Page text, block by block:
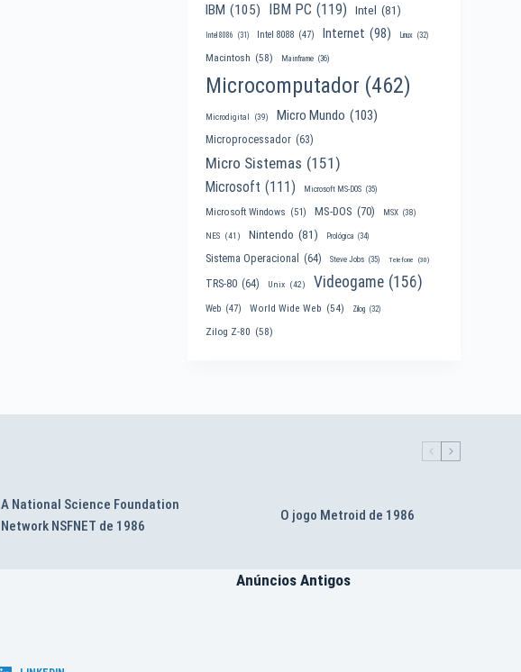
IBM (105) IBM PC (119) Intel (81)
Intel 8086 (31) Intel 8088 (47) Internet (98) Linux (32)
Macintosh (58) Mainframe (36)
Microcomputador (462)
Microdigital (39) Micro Mundo (103)
Microprocessador (63)
Micro Sistemas (151)
Microsoft (111) Microsoft MS-DOS (35)
Microsoft Windows (51) MS-DOS (70) MSX (38)
NES (41) Nintendo (81) Prológica (34)
Sistema Operacional (64) Steve Jobs (35) Telefone (30)
TRS-80 (64) Unix (42) Videogame (156)
Web (47) World Wide Web (54) Zilog (32)
Zilog Z-80 (58)
A National Science Foundation
Network NSFNET de 1986
O jogo Metroid de 1986
Anúncios Antigos